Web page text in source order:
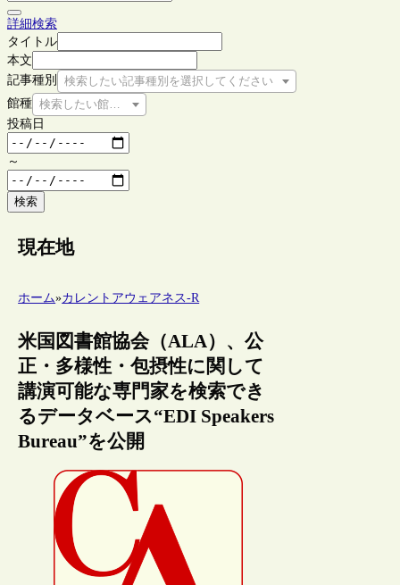
詳細検索
タイトル
本文
記事種別
検索したい記事種別を選択してください
館種 検索したい館種を選択してください
投稿日
～
検索
現在地
ホーム»カレントアウェアネス-R
米国図書館協会（ALA）、公
正・多様性・包摂性に関して
講演可能な専門家を検索でき
るデータベース“EDI Speakers
Bureau”を公開